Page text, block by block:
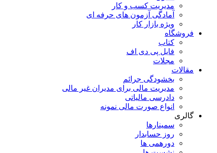
مدیریت کسب و کار
آمادگی آزمون های حرفه ای
ویژه بازار کار
فروشگاه
کتاب
فایل پی دی اف
مجلات
مقالات
بخشودگی جرائم
مدیریت مالی برای مدیران غیر مالی
دادرسی مالیاتی
انواع صورت مالی نمونه
گالری
سمینارها
روز حسابدار
دورهمی ها